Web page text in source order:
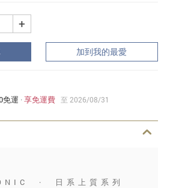
+
加到我的最愛
免運 ·享免運費 至 2026/08/31
· 日系上質系列